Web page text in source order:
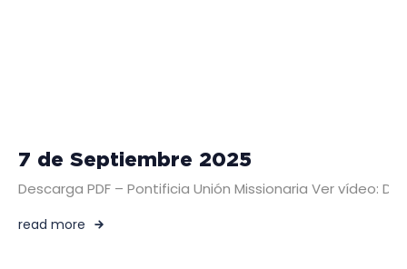
7 de Septiembre 2025
Descarga PDF – Pontificia Unión Missionaria Ver vídeo:
read more